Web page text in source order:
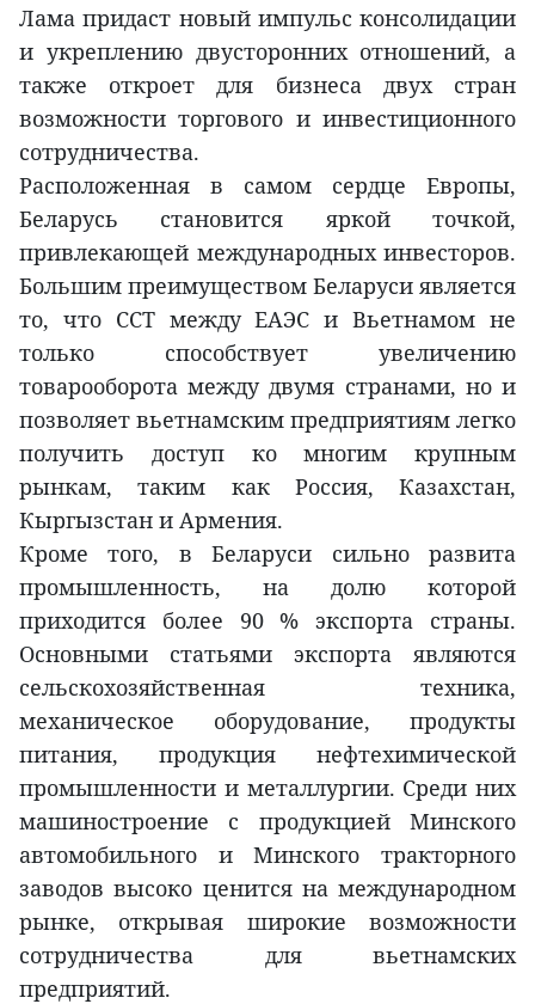
Лама придаст новый импульс консолидации
и укреплению двусторонних отношений, а
также откроет для бизнеса двух стран
возможности торгового и инвестиционного
сотрудничества.
Расположенная в самом сердце Европы,
Беларусь становится яркой точкой,
привлекающей международных инвесторов.
Большим преимуществом Беларуси является
то, что ССТ между ЕАЭС и Вьетнамом не
только способствует увеличению
товарооборота между двумя странами, но и
позволяет вьетнамским предприятиям легко
получить доступ ко многим крупным
рынкам, таким как Россия, Казахстан,
Кыргызстан и Армения.
Кроме того, в Беларуси сильно развита
промышленность, на долю которой
приходится более 90 % экспорта страны.
Основными статьями экспорта являются
сельскохозяйственная техника,
механическое оборудование, продукты
питания, продукция нефтехимической
промышленности и металлургии. Среди них
машиностроение с продукцией Минского
автомобильного и Минского тракторного
заводов высоко ценится на международном
рынке, открывая широкие возможности
сотрудничества для вьетнамских
предприятий.